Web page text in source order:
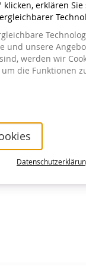
klicken, erklären
und unsere
werden wir
die Funktionen